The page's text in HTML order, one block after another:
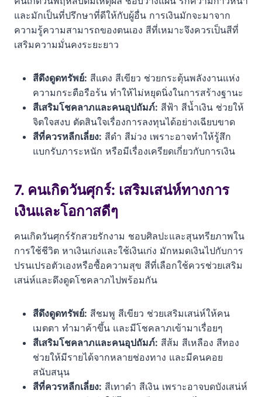
และมักเป็นที่ปรึกษาที่ดีให้กับผู้อื่น การเงินมักจะมาจาก
ความรู้ความสามารถของตนเอง สีที่เหมาะจึงควรเป็นสีที่
เสริมความมั่นคงระยะยาว
สีดึงดูดทรัพย์: สีแดง สีเขียว ช่วยกระตุ้นพลังงานแห่ง
ความกระตือรือร้น ทำให้ไม่หยุดนิ่งในการสร้างฐานะ
สีเสริมโชคลาภและคนอุปถัมภ์: สีฟ้า สีน้ำเงิน ช่วยให้
จิตใจสงบ ตัดสินใจเรื่องการลงทุนได้อย่างเฉียบขาด
สีที่ควรหลีกเลี่ยง: สีดำ สีม่วง เพราะอาจทำให้รู้สึก
แบกรับภาระหนัก หรือมีเรื่องเครียดเกี่ยวกับการเงิน
7. คนเกิดวันศุกร์: เสริมเสน่ห์ทางการ
เงินและโอกาสดีๆ
คนเกิดวันศุกร์รักสวยรักงาม ชอบศิลปะและสุนทรียภาพใน
การใช้ชีวิต หาเงินเก่งและใช้เงินเก่ง มักหมดเงินไปกับการ
ปรนเปรอตัวเองหรือซื้อความสุข สีที่เลือกใช้ควรช่วยเสริม
เสน่ห์และดึงดูดโชคลาภไปพร้อมกัน
สีดึงดูดทรัพย์: สีชมพู สีเขียว ช่วยเสริมเสน่ห์ให้คน
เมตตา ทำมาค้าขึ้น และมีโชคลาภเข้ามาเรื่อยๆ
สีเสริมโชคลาภและคนอุปถัมภ์: สีส้ม สีเหลือง สีทอง
ช่วยให้มีรายได้จากหลายช่องทาง และมีคนคอย
สนับสนุน
สีที่ควรหลีกเลี่ยง: สีเทาดำ สีเงิน เพราะอาจบดบังเสน่ห์